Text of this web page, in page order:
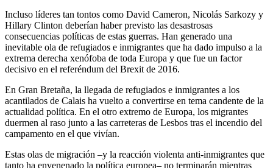
Incluso líderes tan tontos como David Cameron, Nicolás Sarkozy y
Hillary Clinton deberían haber previsto las desastrosas
consecuencias políticas de estas guerras. Han generado una
inevitable ola de refugiados e inmigrantes que ha dado impulso a la
extrema derecha xenófoba de toda Europa y que fue un factor
decisivo en el referéndum del Brexit de 2016.
En Gran Bretaña, la llegada de refugiados e inmigrantes a los
acantilados de Calais ha vuelto a convertirse en tema candente de la
actualidad política. En el otro extremo de Europa, los migrantes
duermen al raso junto a las carreteras de Lesbos tras el incendio del
campamento en el que vivían.
Estas olas de migración –y la reacción violenta anti-inmigrantes que
tanto ha envenenado la política europea– no terminarán mientras